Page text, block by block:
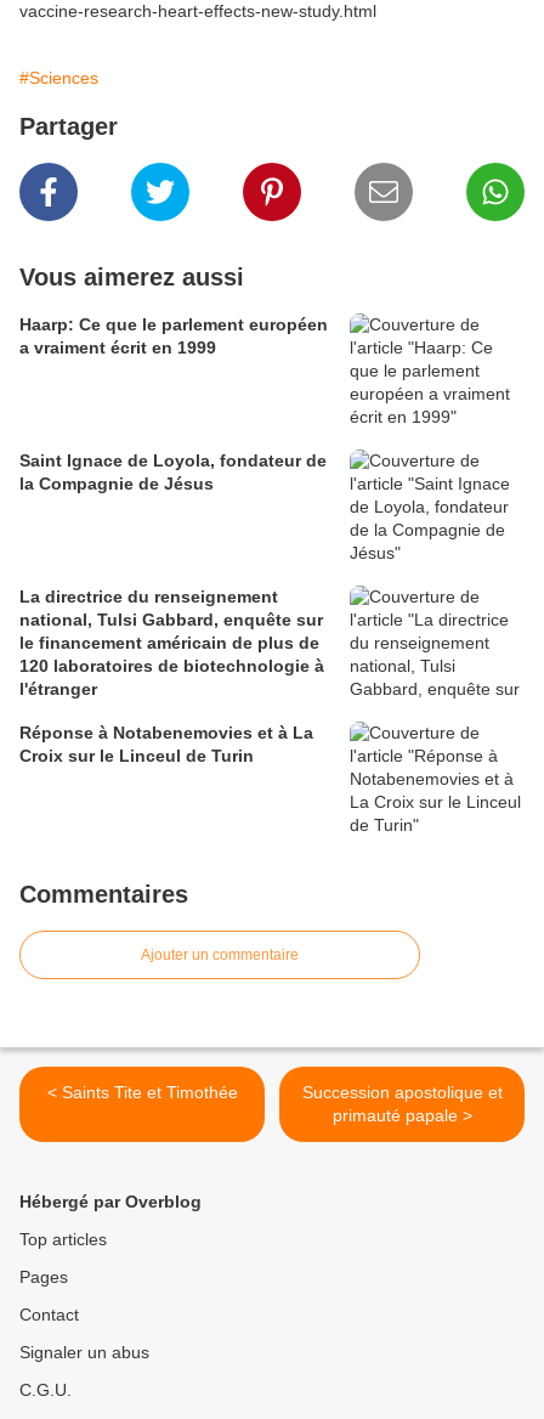
vaccine-research-heart-effects-new-study.html
#Sciences
Partager
Vous aimerez aussi
Haarp: Ce que le parlement européen
a vraiment écrit en 1999
Saint Ignace de Loyola, fondateur de
la Compagnie de Jésus
La directrice du renseignement
national, Tulsi Gabbard, enquête sur
le financement américain de plus de
120 laboratoires de biotechnologie à
l'étranger
Réponse à Notabenemovies et à La
Croix sur le Linceul de Turin
Commentaires
Ajouter un commentaire
< Saints Tite et Timothée
Succession apostolique et
primauté papale >
Hébergé par Overblog
Top articles
Pages
Contact
Signaler un abus
C.G.U.